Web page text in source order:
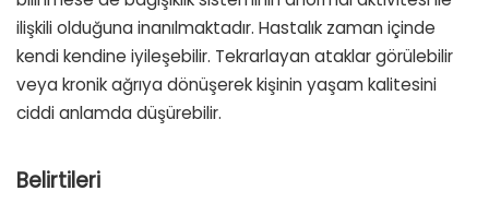
ilişkili olduğuna inanılmaktadır. Hastalık zaman içinde
kendi kendine iyileşebilir. Tekrarlayan ataklar görülebilir
veya kronik ağrıya dönüşerek kişinin yaşam kalitesini
ciddi anlamda düşürebilir.
Belirtileri